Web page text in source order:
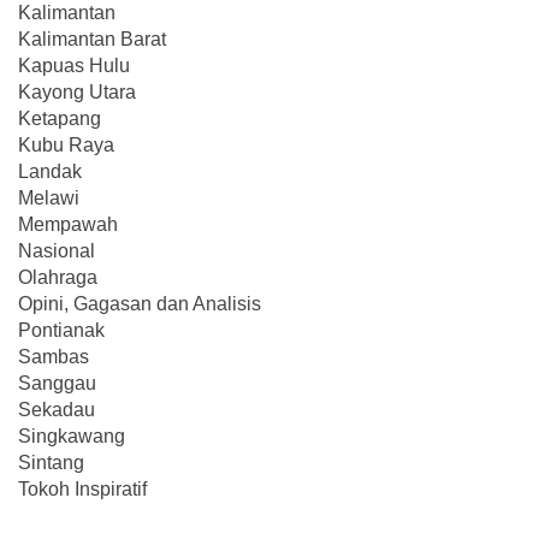
Kalimantan
Kalimantan Barat
Kapuas Hulu
Kayong Utara
Ketapang
Kubu Raya
Landak
Melawi
Mempawah
Nasional
Olahraga
Opini, Gagasan dan Analisis
Pontianak
Sambas
Sanggau
Sekadau
Singkawang
Sintang
Tokoh Inspiratif